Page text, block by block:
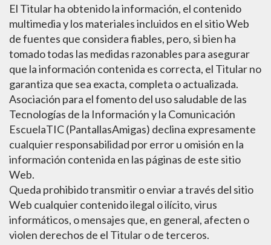
El Titular ha obtenido la información, el contenido
multimedia y los materiales incluidos en el sitio Web
de fuentes que considera fiables, pero, si bien ha
tomado todas las medidas razonables para asegurar
que la información contenida es correcta, el Titular no
garantiza que sea exacta, completa o actualizada.
Asociación para el fomento del uso saludable de las
Tecnologías de la Información y la Comunicación
EscuelaTIC (PantallasAmigas) declina expresamente
cualquier responsabilidad por error u omisión en la
información contenida en las páginas de este sitio
Web.
Queda prohibido transmitir o enviar a través del sitio
Web cualquier contenido ilegal o ilícito, virus
informáticos, o mensajes que, en general, afecten o
violen derechos de el Titular o de terceros.